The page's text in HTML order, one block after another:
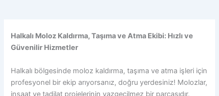
Halkalı Moloz Kaldırma, Taşıma ve Atma Ekibi: Hızlı ve
Güvenilir Hizmetler
Halkalı bölgesinde moloz kaldırma, taşıma ve atma işleri için
profesyonel bir ekip arıyorsanız, doğru yerdesiniz! Molozlar,
inşaat ve tadilat projelerinin vazgeçilmez bir parçasıdır,